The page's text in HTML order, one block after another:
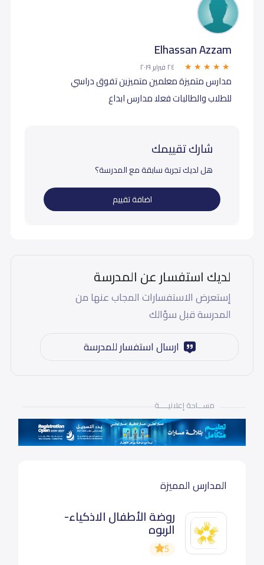
Elhassan Azzam
٢٤ فبراير ٢٠١٩
مدارس متميزة معلمين متميزين تفوق دراسي
للطلاب والطالبات فعلا مدارس ابداع
شارك تقييمك
هل لديك تجربة سابقة مع المدرسة؟
اضافة تقييم
لديك استفسار عن المدرسة
إستعرض الاستفسارات المجاب عنها من
المدرسة قبل سؤالك
ارسال استفسار للمدرسة
مســـاحة إعلانيـــــة
المدارس المميزة
روضة الأطفال الاذكياء-
الربوه
5